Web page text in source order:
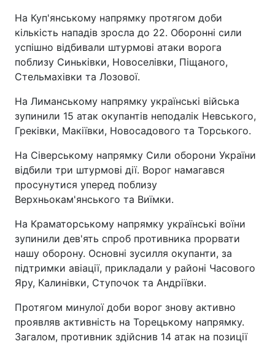
На Куп'янському напрямку протягом доби
кількість нападів зросла до 22. Оборонні сили
успішно відбивали штурмові атаки ворога
поблизу Синьківки, Новоселівки, Піщаного,
Стельмахівки та Лозової.
На Лиманському напрямку українські війська
зупинили 15 атак окупантів неподалік Невського,
Греківки, Макіївки, Новосадового та Торського.
На Сіверському напрямку Сили оборони України
відбили три штурмові дії. Ворог намагався
просунутися уперед поблизу
Верхньокам'янського та Виїмки.
На Краматорському напрямку українські воїни
зупинили дев'ять спроб противника прорвати
нашу оборону. Основні зусилля окупанти, за
підтримки авіації, прикладали у районі Часового
Яру, Калинівки, Ступочок та Андріївки.
Протягом минулої доби ворог знову активно
проявляв активність на Торецькому напрямку.
Загалом, противник здійснив 14 атак на позиції